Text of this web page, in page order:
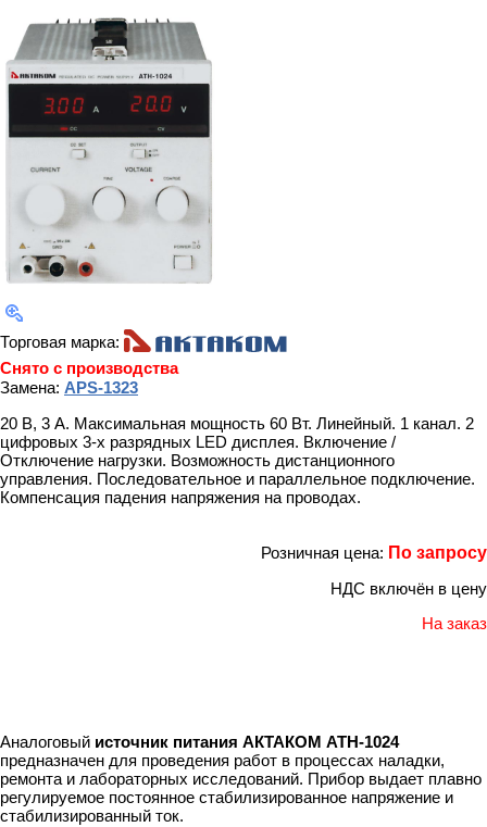
Торговая марка:
Снято с производства
Замена: APS-1323
20 В, 3 А. Максимальная мощность 60 Вт. Линейный. 1 канал. 2
цифровых 3-х разрядных LED дисплея. Включение /
Отключение нагрузки. Возможность дистанционного
управления. Последовательное и параллельное подключение.
Компенсация падения напряжения на проводах.
Розничная цена: По запросу
НДС включён в цену
На заказ
Аналоговый источник питания АКТАКОМ АТН-1024
предназначен для проведения работ в процессах наладки,
ремонта и лабораторных исследований. Прибор выдает плавно
регулируемое постоянное стабилизированное напряжение и
стабилизированный ток.